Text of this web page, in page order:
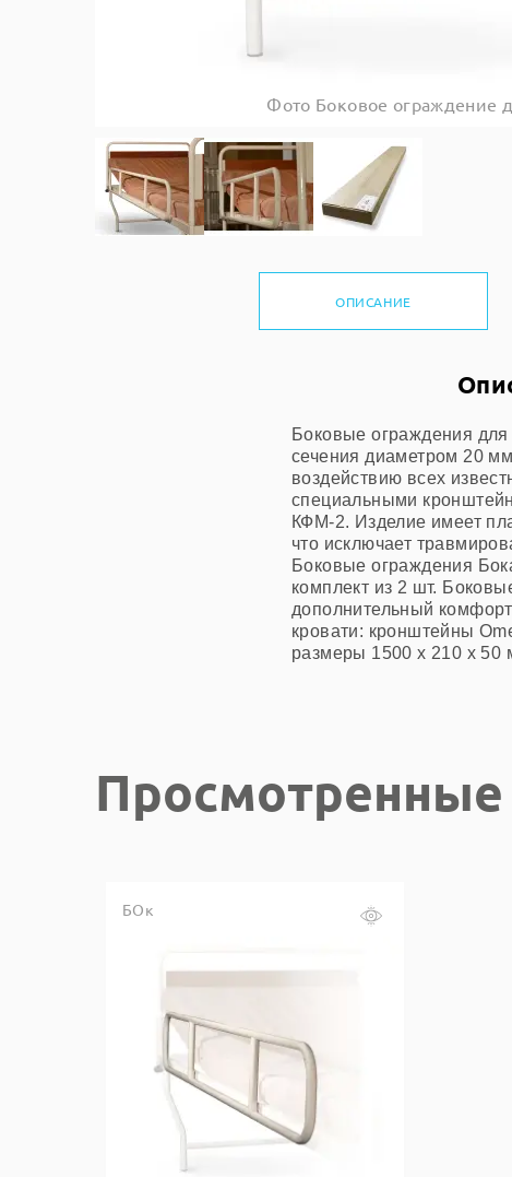
Фото Боковое ограждение
ОПИСАНИЕ
Боковые ограждения для
сечения диаметром 20
воздействию всех
специальными
КФМ-2. Изделие имеет
что исключает
Боковые ограждения
комплект из 2 шт.
дополнительный
кровати: кронштейны
размеры 1500 х 210 х 50
БОк
Купить в один клик